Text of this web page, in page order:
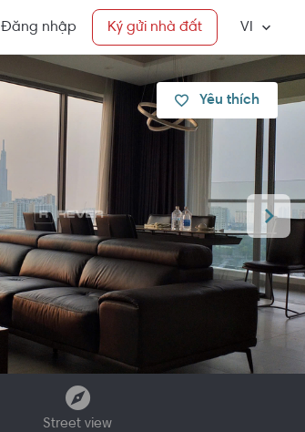
Đăng nhập Ký gửi nhà đất VI
Yêu thích
Street view